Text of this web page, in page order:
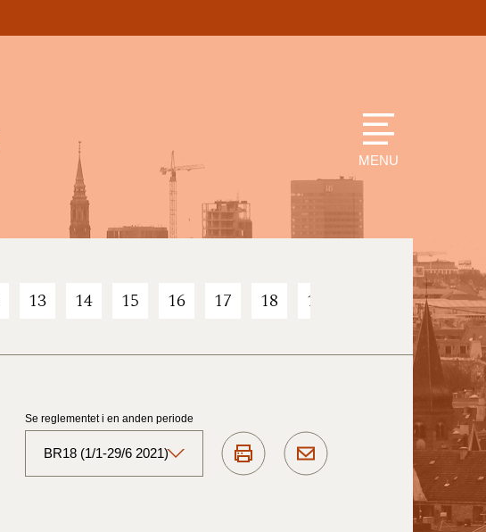
MENU
13 14 15 16 17 18 19 21 22
Se reglementet i en anden periode
BR18 (1/1-29/6 2021)